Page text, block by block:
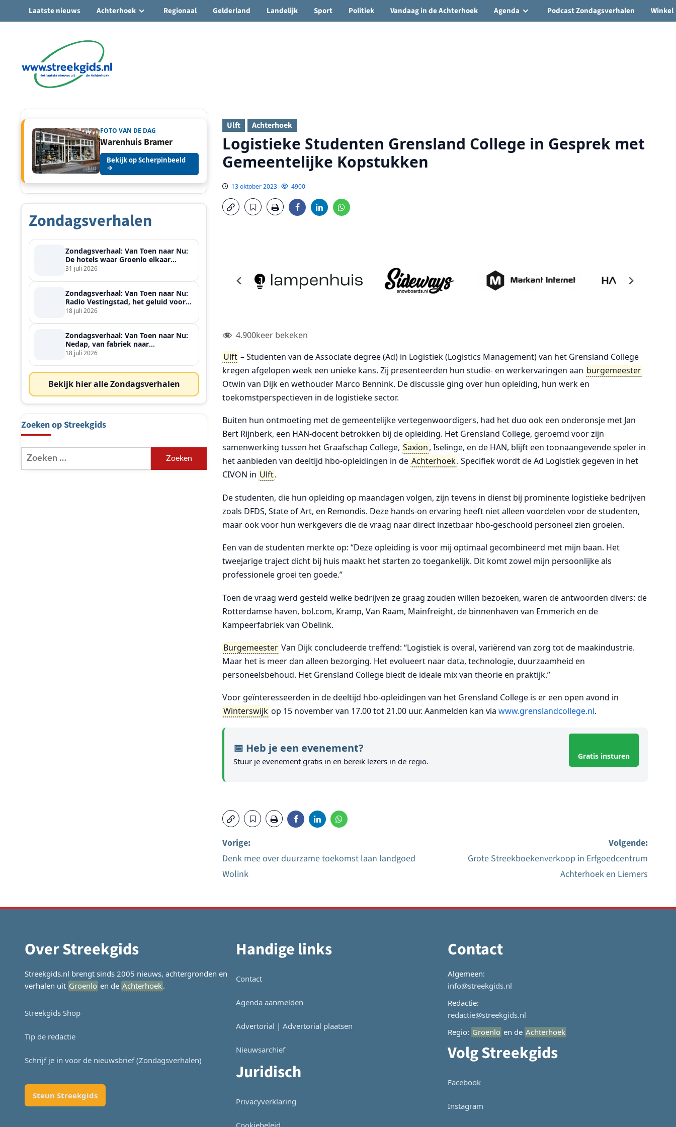
🌤️ Groenlo:20°C • Vandaag 15° / 24°
Ga
inhoud
Laatste nieuws Achterhoek Regionaal Gelderland Landelijk Sport Politiek Vandaag in de Achterhoek Agenda Podcast Zondagsverhalen Winkel
Ulft Achterhoek
Logistieke Studenten Grensland College in Gesprek met
Gemeentelijke Kopstukken
13 oktober 2023 4900
4.900keer bekeken
Ulft – Studenten van de Associate degree (Ad) in Logistiek (Logistics Management) van het Grensland College
kregen afgelopen week een unieke kans. Zij presenteerden hun studie- en werkervaringen aan burgemeester
Otwin van Dijk en wethouder Marco Bennink. De discussie ging over hun opleiding, hun werk en
toekomstperspectieven in de logistieke sector.
Buiten hun ontmoeting met de gemeentelijke vertegenwoordigers, had het duo ook een onderonsje met Jan
Bert Rijnberk, een HAN-docent betrokken bij de opleiding. Het Grensland College, geroemd voor zijn
samenwerking tussen het Graafschap College, Saxion, Iselinge, en de HAN, blijft een toonaangevende speler in
het aanbieden van deeltijd hbo-opleidingen in de Achterhoek. Specifiek wordt de Ad Logistiek gegeven in het
CIVON in Ulft.
De studenten, die hun opleiding op maandagen volgen, zijn tevens in dienst bij prominente logistieke bedrijven
zoals DFDS, State of Art, en Remondis. Deze hands-on ervaring heeft niet alleen voordelen voor de studenten,
maar ook voor hun werkgevers die de vraag naar direct inzetbaar hbo-geschoold personeel zien groeien.
Een van de studenten merkte op: “Deze opleiding is voor mij optimaal gecombineerd met mijn baan. Het
tweejarige traject dicht bij huis maakt het starten zo toegankelijk. Dit komt zowel mijn persoonlijke als
professionele groei ten goede.”
Toen de vraag werd gesteld welke bedrijven ze graag zouden willen bezoeken, waren de antwoorden divers: de
Rotterdamse haven, bol.com, Kramp, Van Raam, Mainfreight, de binnenhaven van Emmerich en de
Kampeerfabriek van Obelink.
Burgemeester Van Dijk concludeerde treffend: “Logistiek is overal, variërend van zorg tot de maakindustrie.
Maar het is meer dan alleen bezorging. Het evolueert naar data, technologie, duurzaamheid en
personeelsbehoud. Het Grensland College biedt de ideale mix van theorie en praktijk.”
Voor geïnteresseerden in de deeltijd hbo-opleidingen van het Grensland College is er een open avond in
Winterswijk op 15 november van 17.00 tot 21.00 uur. Aanmelden kan viawww.grenslandcollege.nl.
📅 Heb je een evenement?
Stuur je evenement gratis in en bereik lezers in de regio.
Gratis insturen
Bericht
Vorige:
Denk mee over duurzame toekomst laan landgoed
Wolink
Volgende:
Grote Streekboekenverkoop in Erfgoedcentrum
Achterhoek en Liemers
FOTO VAN DE DAG
Warenhuis Bramer
Bekijk op Scherpinbeeld
→
Zondagsverhalen
Zondagsverhaal: Van Toen naar Nu:
De hotels waar Groenlo elkaar
ontmoette
31 juli 2026
Zondagsverhaal: Van Toen naar Nu:
Radio Vestingstad, het geluid voor
heel de streek
18 juli 2026
Zondagsverhaal: Van Toen naar Nu:
Nedap, van fabriek naar
wereldspeler
18 juli 2026
Bekijk hier alle Zondagsverhalen
Zoeken op Streekgids
Zoeken
naar:
Over Streekgids
Streekgids.nl brengt sinds 2005 nieuws, achtergronden en
verhalen uit Groenlo en de Achterhoek.
Streekgids Shop
Tip de redactie
Schrijf je in voor de nieuwsbrief (Zondagsverhalen)
Steun Streekgids
Handige links
Contact
Agenda aanmelden
Advertorial | Advertorial plaatsen
Nieuwsarchief
Juridisch
Privacyverklaring
Contact
Algemeen:
info@streekgids.nl
Redactie:
redactie@streekgids.nl
Regio: Groenlo en de Achterhoek
Volg Streekgids
Facebook
Instagram